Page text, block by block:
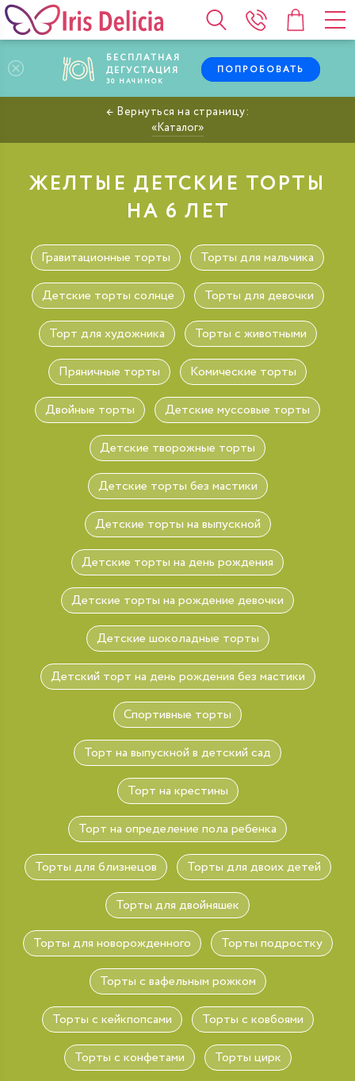
БЕСПЛАТНАЯ
ДЕГУСТАЦИЯ
30 НАЧИНОК
ПОПРОБОВАТЬ
Каталог
ЖЕЛТЫЕ ДЕТСКИЕ ТОРТЫ
НА 6 ЛЕТ
Гравитационные торты Торты для мальчика
Детские торты солнце Торты для девочки
Торт для художника Торты с животными
Пряничные торты Комические торты
Двойные торты Детские муссовые торты
Детские творожные торты
Детские торты без мастики
Детские торты на выпускной
Детские торты на день рождения
Детские торты на рождение девочки
Детские шоколадные торты
Детский торт на день рождения без мастики
Спортивные торты
Торт на выпускной в детский сад
Торт на крестины
Торт на определение пола ребенка
Торты для близнецов Торты для двоих детей
Торты для двойняшек
Торты для новорожденного Торты подростку
Торты с вафельным рожком
Торты с кейкпопсами Торты с ковбоями
Торты с конфетами Торты цирк